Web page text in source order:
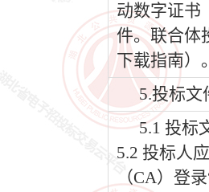
动数字证书
件。联合体
下载指南）
5.投标文
5.1 投标
5.2 投标人
（CA）登